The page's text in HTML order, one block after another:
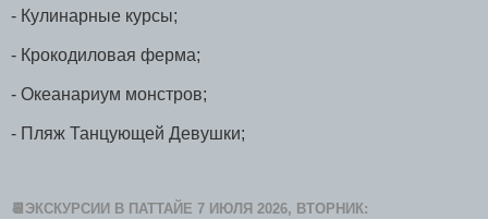
- Кулинарные курсы;
- Крокодиловая ферма;
- Океанариум монстров;
- Пляж Танцующей Девушки;
📆ЭКСКУРСИИ В ПАТТАЙЕ 7 ИЮЛЯ 2026, ВТОРНИК: